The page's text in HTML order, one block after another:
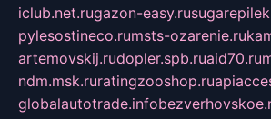
iclub.net.rugazon-easy.ru
pylesostineco.rumsts-ozarenie.ru
artemovskij.rudopler.spb.ruaid70.ru
ndm.msk.ruratingzooshop.ru
globalautotrade.info